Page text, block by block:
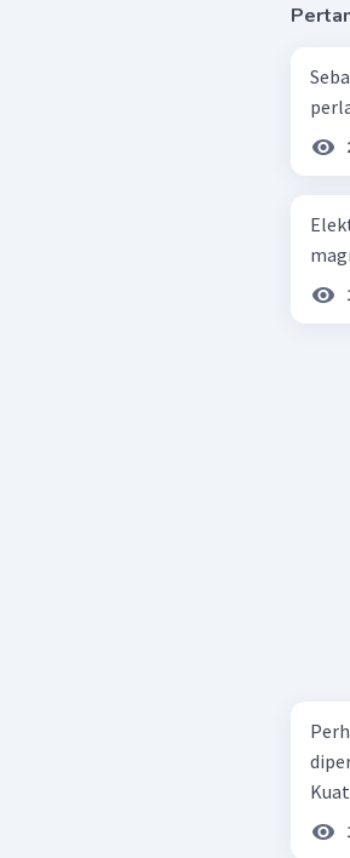
diperkecil. Jumlah lilitan